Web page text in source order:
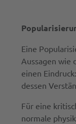
Eine
Aussagen wie
einen
dessen
Für eine
normale